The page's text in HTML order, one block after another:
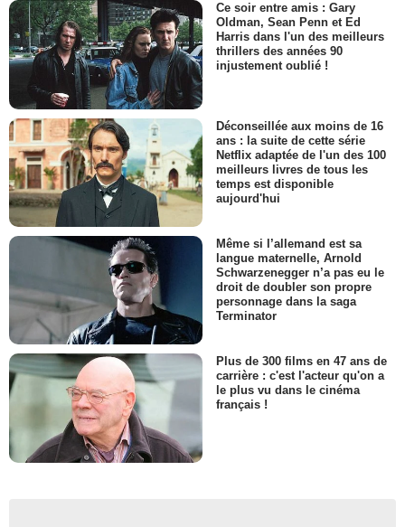
Ce soir entre amis : Gary
Oldman, Sean Penn et Ed
Harris dans l'un des meilleurs
thrillers des années 90
injustement oublié !
Déconseillée aux moins de 16
ans : la suite de cette série
Netflix adaptée de l'un des 100
meilleurs livres de tous les
temps est disponible
aujourd'hui
Même si l’allemand est sa
langue maternelle, Arnold
Schwarzenegger n’a pas eu le
droit de doubler son propre
personnage dans la saga
Terminator
Plus de 300 films en 47 ans de
carrière : c'est l'acteur qu'on a
le plus vu dans le cinéma
français !